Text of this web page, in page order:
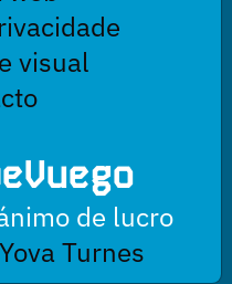
visual
de lucro
Yova Turnes